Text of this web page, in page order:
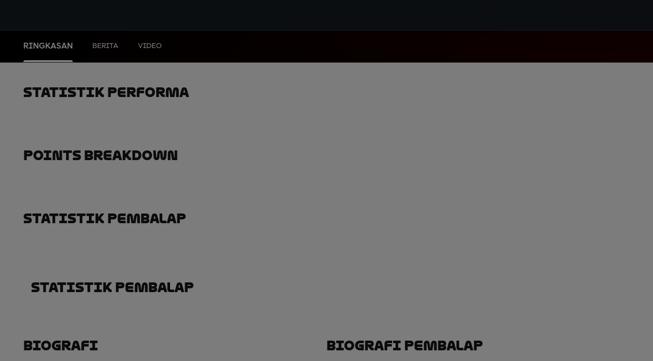
RINGKASAN BERITA VIDEO
Statistik Performa
Points Breakdown
Statistik Pembalap
Statistik Pembalap
Biografi Pembalap
Biografi